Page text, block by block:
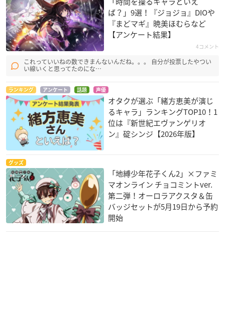
ば？」9選！『ジョジョ』DIOや
『まどマギ』暁美ほむらなど
【アンケート結果】
4コメント
これっていいねの数できまんないんだね。。。 自分が投票したやつい
い線いくと思ってたのにな…
ランキング アンケート 話題 声優
オタクが選ぶ「緒方恵美が演じ
るキャラ」ランキングTOP10！1
位は『新世紀エヴァンゲリオ
ン』碇シンジ【2026年版】
グッズ
「地縛少年花子くん2」×ファミ
マオンライン チョコミントver.
第二弾！オーロラアクスタ＆缶
バッジセットが5月19日から予約
開始